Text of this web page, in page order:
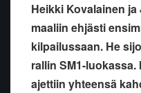
Heikki Kovalainen
maaliin ehjästi
kilpailussaan. He
rallin SM1-
ajettiin yhteensä